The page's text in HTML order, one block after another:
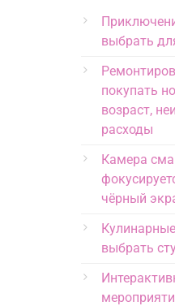
выбрать
покупать
возраст,
расходы
Камера
чёрный
выбрать